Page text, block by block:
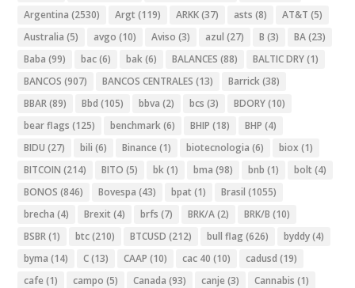
Argentina (2530) Argt (119) ARKK(37) asts (8) AT&T (5)
Australia (5) avgo (10) Aviso (3) azul (27) B (3) BA(23)
Baba (99) bac(6) bak(6) BALANCES (88) BALTIC DRY(1)
BANCOS (907) BANCOS CENTRALES (13) Barrick(38)
BBAR(89) Bbd (105) bbva (2) bcs (3) BDORY(10)
bear flags (125) benchmark(6) BHIP (18) BHP (4)
BIDU (27) bili (6) Binance (1) biotecnologia (6) biox (1)
BITCOIN (214) BITO (5) bk(1) bma (98) bnb (1) bolt (4)
BONOS (846) Bovespa (43) bpat (1) Brasil (1055)
brecha (4) Brexit (4) brfs (7) BRK/A(2) BRK/B (10)
BSBR(1) btc(210) BTCUSD (212) bull flag (626) byddy(4)
byma (14) C(13) CAAP (10) cac 40 (10) cadusd (19)
cafe (1) campo (5) Canada (93) canje (3) Cannabis (1)